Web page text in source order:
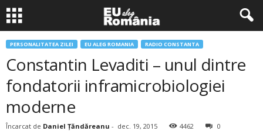
PERSONALITATEA ZILEI EU ALEG ROMANIA RADIO CONSTANTA
Constantin Levaditi – unul dintre
fondatorii inframicrobiologiei
moderne
Încarcat de Daniel Țăndăreanu - dec. 19, 2015 4462 0